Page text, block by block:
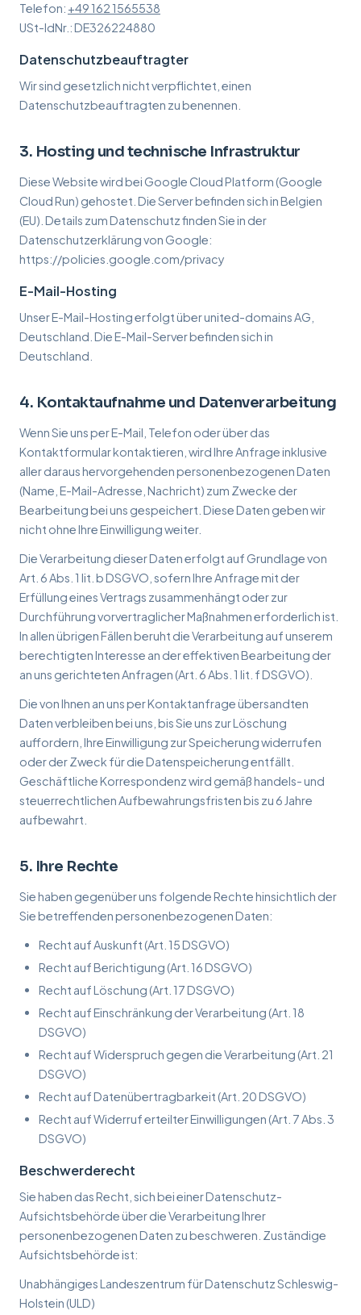
Telefon: +49 162 1565538
USt-IdNr.: DE326224880
Datenschutzbeauftragter
Wir sind gesetzlich nicht verpflichtet, einen
Datenschutzbeauftragten zu benennen.
3. Hosting und technische Infrastruktur
Diese Website wird bei Google Cloud Platform (Google
Cloud Run) gehostet. Die Server befinden sich in Belgien
(EU). Details zum Datenschutz finden Sie in der
Datenschutzerklärung von Google:
https://policies.google.com/privacy
E-Mail-Hosting
Unser E-Mail-Hosting erfolgt über united-domains AG,
Deutschland. Die E-Mail-Server befinden sich in
Deutschland.
4. Kontaktaufnahme und Datenverarbeitung
Wenn Sie uns per E-Mail, Telefon oder über das
Kontaktformular kontaktieren, wird Ihre Anfrage inklusive
aller daraus hervorgehenden personenbezogenen Daten
(Name, E-Mail-Adresse, Nachricht) zum Zwecke der
Bearbeitung bei uns gespeichert. Diese Daten geben wir
nicht ohne Ihre Einwilligung weiter.
Die Verarbeitung dieser Daten erfolgt auf Grundlage von
Art. 6 Abs. 1 lit. b DSGVO, sofern Ihre Anfrage mit der
Erfüllung eines Vertrags zusammenhängt oder zur
Durchführung vorvertraglicher Maßnahmen erforderlich ist.
In allen übrigen Fällen beruht die Verarbeitung auf unserem
berechtigten Interesse an der effektiven Bearbeitung der
an uns gerichteten Anfragen (Art. 6 Abs. 1 lit. f DSGVO).
Die von Ihnen an uns per Kontaktanfrage übersandten
Daten verbleiben bei uns, bis Sie uns zur Löschung
auffordern, Ihre Einwilligung zur Speicherung widerrufen
oder der Zweck für die Datenspeicherung entfällt.
Geschäftliche Korrespondenz wird gemäß handels- und
steuerrechtlichen Aufbewahrungsfristen bis zu 6 Jahre
aufbewahrt.
5. Ihre Rechte
Sie haben gegenüber uns folgende Rechte hinsichtlich der
Sie betreffenden personenbezogenen Daten:
Recht auf Auskunft (Art. 15 DSGVO)
Recht auf Berichtigung (Art. 16 DSGVO)
Recht auf Löschung (Art. 17 DSGVO)
Recht auf Einschränkung der Verarbeitung (Art. 18
DSGVO)
Recht auf Widerspruch gegen die Verarbeitung (Art. 21
DSGVO)
Recht auf Datenübertragbarkeit (Art. 20 DSGVO)
Recht auf Widerruf erteilter Einwilligungen (Art. 7 Abs. 3
DSGVO)
Beschwerderecht
Sie haben das Recht, sich bei einer Datenschutz-
Aufsichtsbehörde über die Verarbeitung Ihrer
personenbezogenen Daten zu beschweren. Zuständige
Aufsichtsbehörde ist:
Unabhängiges Landeszentrum für Datenschutz Schleswig-
Holstein (ULD)